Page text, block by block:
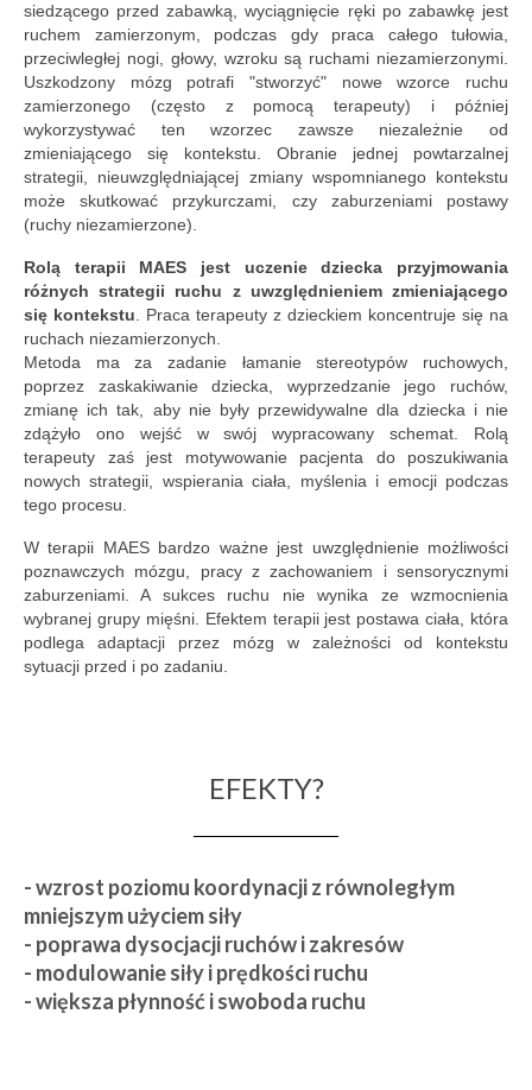
TURNUSY
KURS M.A.E.S. BASIC
O NAS
o nas
terapeuci
opinie
KONTAKT
KARTY PODARUNKOWE
siedzącego przed zabawką, wyciągnięcie ręki po zabawkę jest
ruchem zamierzonym, podczas gdy praca całego tułowia,
przeciwległej nogi, głowy, wzroku są ruchami niezamierzonymi.
Uszkodzony mózg potrafi "stworzyć" nowe wzorce ruchu
zamierzonego (często z pomocą terapeuty) i później
wykorzystywać ten wzorzec zawsze niezależnie od
zmieniającego się kontekstu. Obranie jednej powtarzalnej
strategii, nieuwzględniającej zmiany wspomnianego kontekstu
może skutkować przykurczami, czy zaburzeniami postawy
(ruchy niezamierzone).
Rolą terapii MAES jest uczenie dziecka przyjmowania
różnych strategii ruchu z uwzględnieniem zmieniającego
się kontekstu
Praca terapeuty z dzieckiem koncentruje się na
ruchach niezamierzonych.
Metoda ma za zadanie łamanie stereotypów ruchowych,
poprzez zaskakiwanie dziecka, wyprzedzanie jego ruchów,
zmianę ich tak, aby nie były przewidywalne dla dziecka i nie
zdążyło ono wejść w swój wypracowany schemat.
Rolą
terapeuty zaś jest motywowanie pacjenta do poszukiwania
nowych strategii, wspierania ciała, myślenia i emocji podczas
tego procesu.
W terapii MAES bardzo ważne jest uwzględnienie możliwości
poznawczych mózgu, pracy z zachowaniem i sensorycznymi
zaburzeniami. A sukces ruchu nie wynika ze wzmocnienia
wybranej grupy mięśni. Efektem terapii jest postawa ciała, która
podlega adaptacji przez mózg w zależności od kontekstu
sytuacji przed i po zadaniu.
EFEKTY?
- wzrost poziomu koordynacji z równoległym
mniejszym użyciem siły
- poprawa dysocjacji ruchów i zakresów
- modulowanie siły i prędkości ruchu
- większa płynność i swoboda ruchu